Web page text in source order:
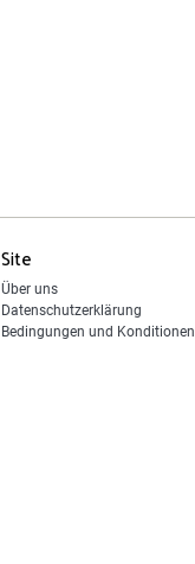
Site
Über uns
Datenschutzerklärung
Bedingungen und Konditionen